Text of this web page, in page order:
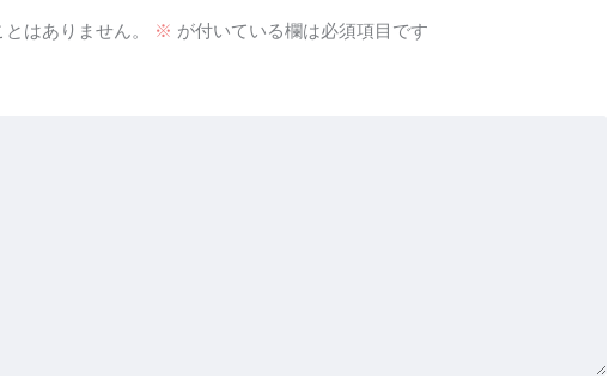
はありません。 ※ が付いている欄は必須項目です